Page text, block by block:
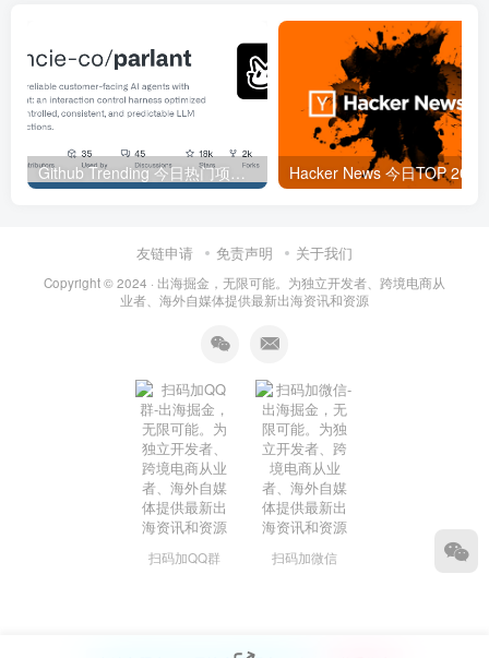
Github Trending 今日热门项目 | 2025-09-06
友链申请 免责声明 关于我们
Copyright © 2024 · 出海掘金，无限可能。为独立开发者、跨境电商从
业者、海外自媒体提供最新出海资讯和资源
扫码加QQ群 扫码加微信